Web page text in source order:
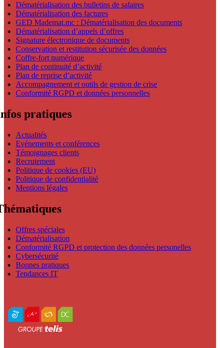
Dématérialisation des bulletins de salaires
Dématérialisation des factures
GED Mademat.mc : Dématérialisation des documents
Dématérialisation d’appels d’offres
Signature électronique de documents
Conservation et restitution sécurisée des données
Coffre-fort numérique
Plan de continuité d’activité
Plan de reprise d’activité
Accompagnement et outils de gestion de crise
Conformité RGPD et données personnelles
pratiques
Actualités
Evénements et conférences
Témoignages clients
Recrutement
Politique de cookies (EU)
Politique de confidentialité
Mentions légales
Offres spéciales
Dématérialisation
Conformité RGPD et protection des données personelles
Cybersécurité
Bonnes pratiques
Tendances IT